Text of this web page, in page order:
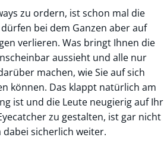
zu ordern, ist schon mal die
bei dem Ganzen aber auf
verlieren. Was bringt Ihnen die
aussieht und alle nur
machen, wie Sie auf sich
können. Das klappt natürlich am
ist und die Leute neugierig auf Ihr
zu gestalten, ist gar nicht
sicherlich weiter.